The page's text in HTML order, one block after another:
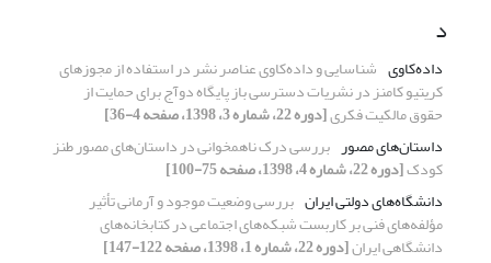
د
داده‌کاوی شناسایی و داده‌کاوی عناصر نشر در استفاده از مجوزهای
کریتیو کامنز در نشریات دسترسی باز پایگاه دوآج برای حمایت از
حقوق مالکیت فکری[دوره 22، شماره 3، 1398، صفحه 4-36]
داستان‌های مصور بررسی درک ناهمخوانی در داستان‌های مصور طنز
کودک[دوره 22، شماره 4، 1398، صفحه 75-100]
دانشگاه‌های دولتی ایران بررسی وضعیت موجود و آرمانی تأثیر
مؤلفه‌های فنی بر کاربست شبکه‌های اجتماعی در کتابخانه‌های
دانشگاهی ایران[دوره 22، شماره 1، 1398، صفحه 122-147]